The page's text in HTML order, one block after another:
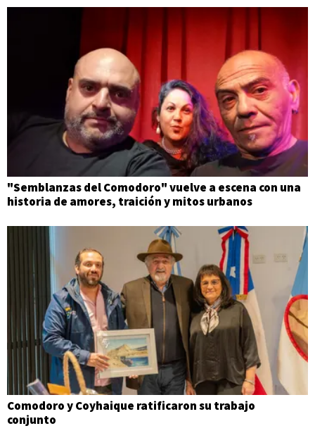
"Semblanzas del Comodoro" vuelve a escena con una
historia de amores, traición y mitos urbanos
Comodoro y Coyhaique ratificaron su trabajo
conjunto